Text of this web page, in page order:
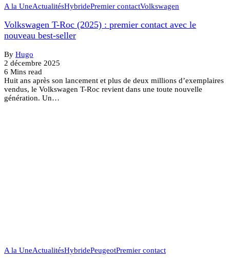
A la UneActualitésHybridePremier contactVolkswagen
Volkswagen T-Roc (2025) : premier contact avec le
nouveau best-seller
By Hugo
2 décembre 2025
6 Mins read
Huit ans après son lancement et plus de deux millions d’exemplaires
vendus, le Volkswagen T-Roc revient dans une toute nouvelle
génération. Un…
A la UneActualitésHybridePeugeotPremier contact